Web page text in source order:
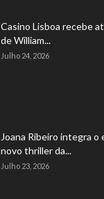
Casino Lisboa recebe
de William...
Julho 24, 2026
Joana Ribeiro integra o
novo thriller da...
Julho 23, 2026